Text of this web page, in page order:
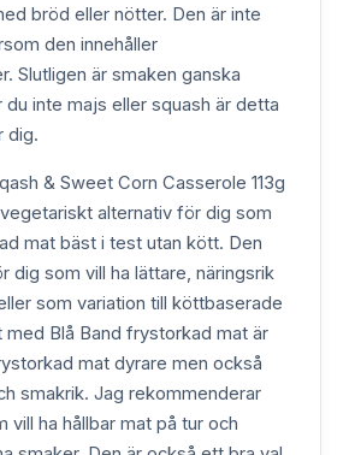
bröd eller nötter. Den är inte
den innehåller
Slutligen är smaken ganska
du inte majs eller squash är detta
dig.
& Sweet Corn Casserole 113g
alternativ för dig som
mat bäst i test utan kött. Den
dig som vill ha lättare, näringsrik
som variation till köttbaserade
Blå Band frystorkad mat är
mat dyrare men också
smakrik. Jag rekommenderar
vill ha hållbar mat på tur och